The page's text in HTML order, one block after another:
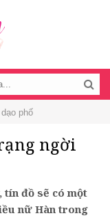
phố
ngời
đồ sẽ có một
nữ Hàn trong